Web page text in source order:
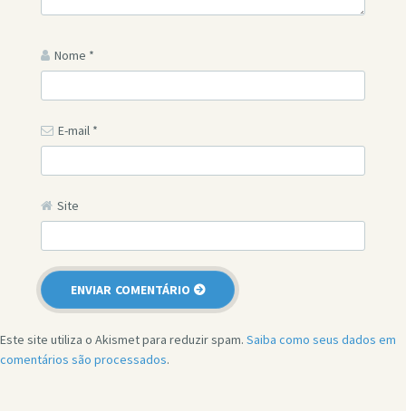
Nome *
E-mail *
Site
Este site utiliza o Akismet para reduzir spam. Saiba como seus dados em
comentários são processados.